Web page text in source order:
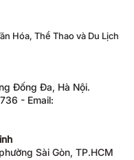
Hóa, Thể Thao và Du Lịch
Đống Đa, Hà Nội.
- Email:
Sài Gòn, TP.HCM